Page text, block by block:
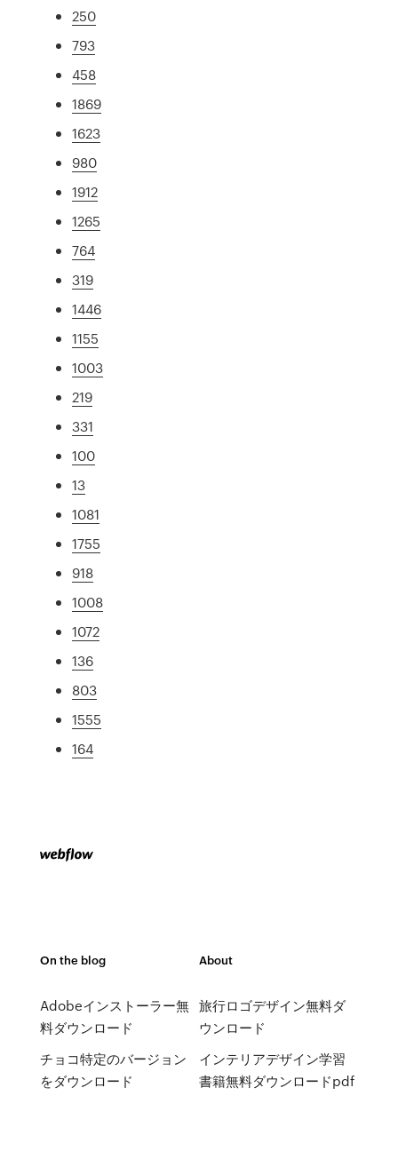
250
793
458
1869
1623
980
1912
1265
764
319
1446
1155
1003
219
331
100
13
1081
1755
918
1008
1072
136
803
1555
164
On the blog
Adobeインストーラー無
料ダウンロード
チョコ特定のバージョン
をダウンロード
About
旅行ロゴデザイン無料ダ
ウンロード
インテリアデザイン学習
書籍無料ダウンロードpdf